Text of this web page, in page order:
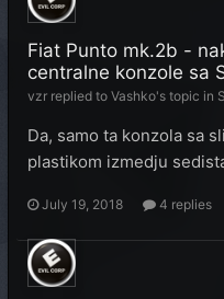
Fiat Punto mk.2b -
centralne konzole sa
vzr replied to Vashko's topic in
Da, samo ta konzola sa
plastikom izmedju
July 19, 2018 4 replies